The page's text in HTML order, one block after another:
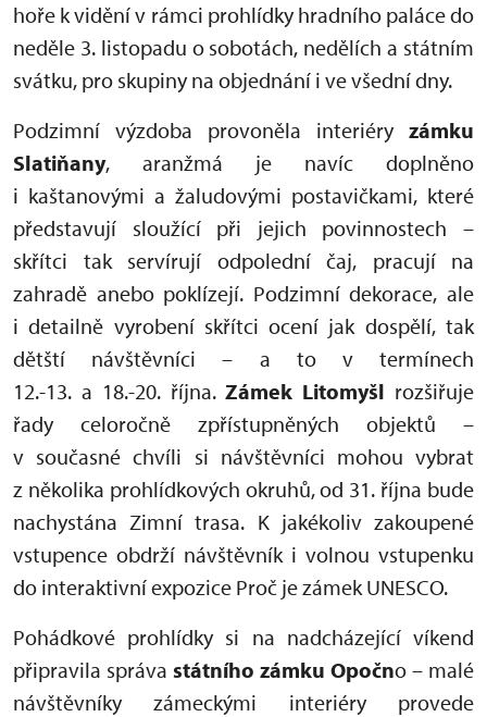
hoře k vidění v rámci prohlídky hradního paláce do
neděle 3. listopadu o sobotách, nedělích a státním
svátku, pro skupiny na objednání i ve všední dny.
Podzimní výzdoba provoněla interiéry zámku
Slatiňany, aranžmá je navíc doplněno
i kaštanovými a žaludovými postavičkami, které
představují sloužící při jejich povinnostech –
skřítci tak servírují odpolední čaj, pracují na
zahradě anebo poklízejí. Podzimní dekorace, ale
i detailně vyrobení skřítci ocení jak dospělí, tak
dětští návštěvníci – a to v termínech
12.-13. a 18.-20. října.Zámek Litomyšl rozšiřuje
řady celoročně zpřístupněných objektů –
v současné chvíli si návštěvníci mohou vybrat
z několika prohlídkových okruhů, od 31. října bude
nachystána Zimní trasa. K jakékoliv zakoupené
vstupence obdrží návštěvník i volnou vstupenku
do interaktivní expozice Proč je zámek UNESCO.
Pohádkové prohlídky si na nadcházející víkend
připravila správa státního zámku Opočno – malé
návštěvníky zámeckými interiéry provede